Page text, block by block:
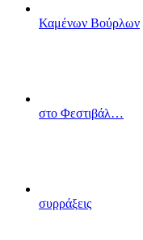
Καμένων Βούρλων
στο Φεστιβάλ…
συρράξεις